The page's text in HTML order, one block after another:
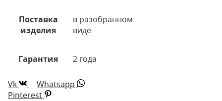
Поставка
изделия
в разобранном
виде
Гарантия 2 года
Vk
Whatsapp
Pinterest